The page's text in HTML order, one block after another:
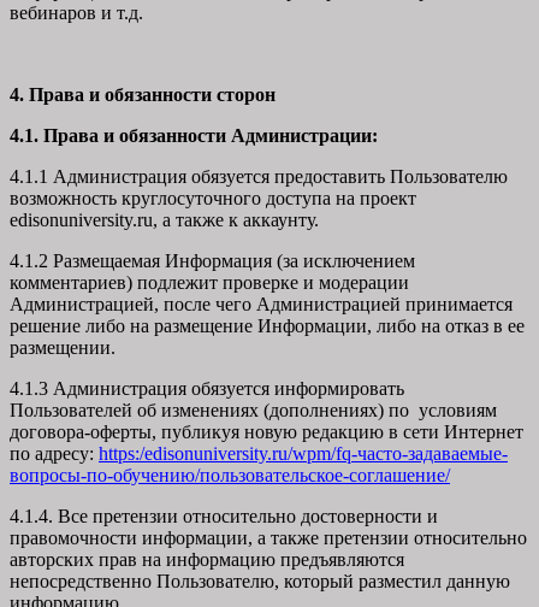
вебинаров и т.д.
4. Права и обязанности сторон
4.1. Права и обязанности Администрации:
4.1.1 Администрация обязуется предоставить Пользователю
возможность круглосуточного доступа на проект
edisonuniversity.ru, а также к аккаунту.
4.1.2 Размещаемая Информация (за исключением
комментариев) подлежит проверке и модерации
Администрацией, после чего Администрацией принимается
решение либо на размещение Информации, либо на отказ в ее
размещении.
4.1.3 Администрация обязуется информировать
Пользователей об изменениях (дополнениях) по условиям
договора-оферты, публикуя новую редакцию в сети Интернет
по адресу: https:/edisonuniversity.ru/wpm/fq-часто-задаваемые-
вопросы-по-обучению/пользовательское-соглашение/
4.1.4. Все претензии относительно достоверности и
правомочности информации, а также претензии относительно
авторских прав на информацию предъявляются
непосредственно Пользователю, который разместил данную
информацию.